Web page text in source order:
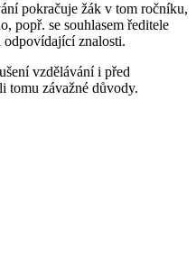
pokračuje žák v tom ročníku,
popř. se souhlasem ředitele
znalosti.
vzdělávání i před
tomu závažné důvody.